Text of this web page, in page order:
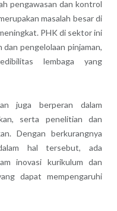
pengawasan dan kontrol
masalah besar di
PHK di sektor ini
pengelolaan pinjaman,
lembaga yang
juga berperan dalam
serta penelitian dan
Dengan berkurangnya
hal tersebut, ada
inovasi kurikulum dan
dapat mempengaruhi